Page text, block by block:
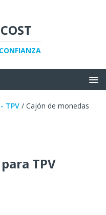
TPV / Cajón de monedas
TPV